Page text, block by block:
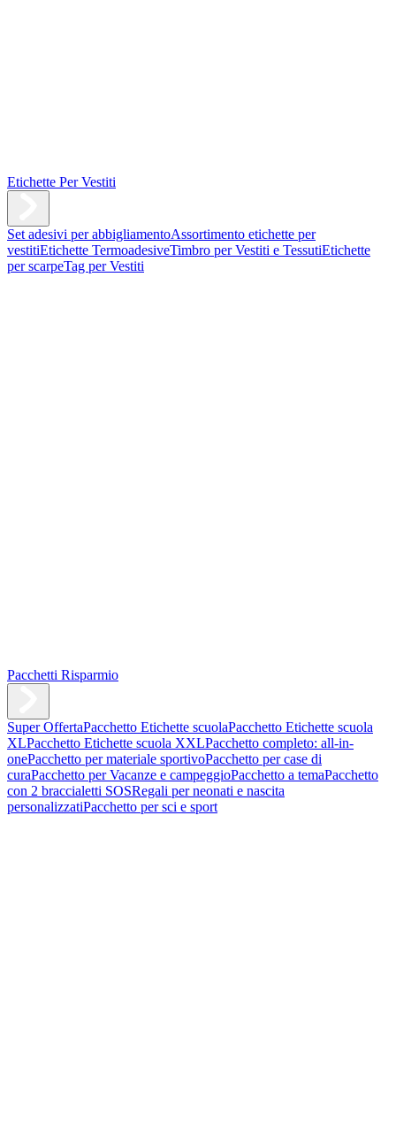
Etichette Per Vestiti
Set adesivi per abbigliamentoAssortimento etichette per
vestitiEtichette TermoadesiveTimbro per Vestiti e TessutiEtichette
per scarpeTag per Vestiti
Pacchetti Risparmio
Super OffertaPacchetto Etichette scuolaPacchetto Etichette scuola
XLPacchetto Etichette scuola XXLPacchetto completo: all-in-
onePacchetto per materiale sportivoPacchetto per case di
curaPacchetto per Vacanze e campeggioPacchetto a temaPacchetto
con 2 braccialetti SOSRegali per neonati e nascita
personalizzatiPacchetto per sci e sport